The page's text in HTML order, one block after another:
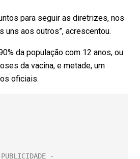
para seguir as diretrizes, nos
uns aos outros”, acrescentou.
da população com 12 anos, ou
da vacina, e metade, um
oficiais.